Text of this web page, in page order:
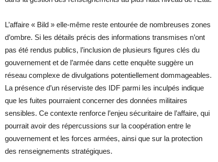
L’affaire « Bild » elle-même reste entourée de nombreuses zones
d’ombre. Si les détails précis des informations transmises n’ont
pas été rendus publics, l’inclusion de plusieurs figures clés du
gouvernement et de l’armée dans cette enquête suggère un
réseau complexe de divulgations potentiellement dommageables.
La présence d’un réserviste des IDF parmi les inculpés indique
que les fuites pourraient concerner des données militaires
sensibles. Ce contexte renforce l’enjeu sécuritaire de l’affaire, qui
pourrait avoir des répercussions sur la coopération entre le
gouvernement et les forces armées, ainsi que sur la protection
des renseignements stratégiques.